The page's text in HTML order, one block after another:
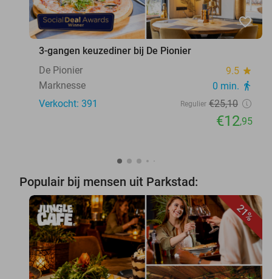
favorite_border
3-gangen keuzediner bij De Pionier
De Pionier
9.5 star
Marknesse 0 min. directions_walk
Verkocht: 391 Regulier €25,10
€12,95
Populair bij mensen uit Parkstad:
21%